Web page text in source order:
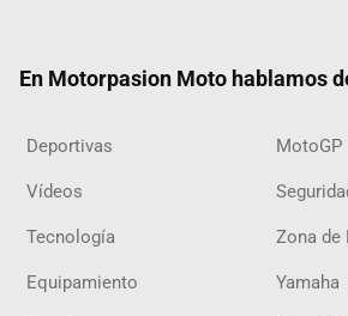
En Motorpasion Moto hablamos
Deportivas MotoGP
Vídeos
Tecnología Zona de
Equipamiento Yamaha